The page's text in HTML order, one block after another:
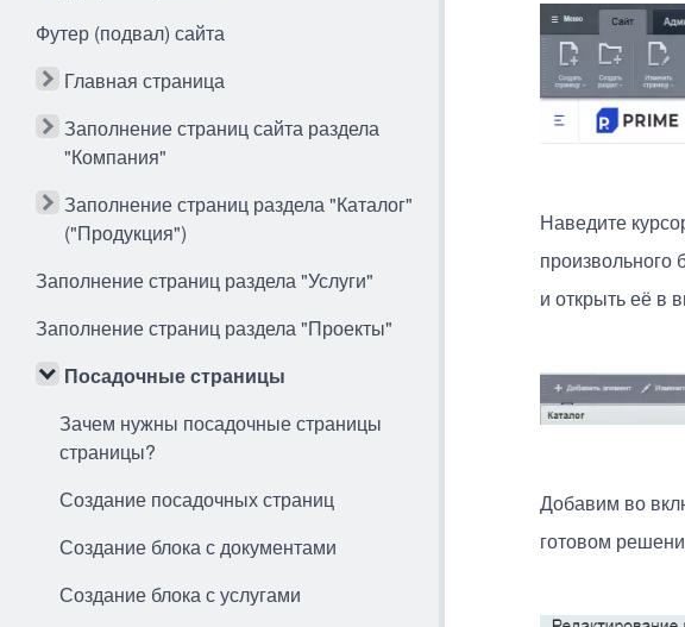
Футер (подвал) сайта
Главная страница
Заполнение страниц сайта раздела
"Компания"
Заполнение страниц раздела "Каталог"
("Продукция")
Заполнение страниц раздела "Услуги"
Заполнение страниц раздела "Проекты"
Посадочные страницы
Зачем нужны посадочные страницы
страницы?
Создание посадочных страниц
Создание блока с документами
Создание блока с услугами
Наведите
и открыть её в
Добавим во
готовом